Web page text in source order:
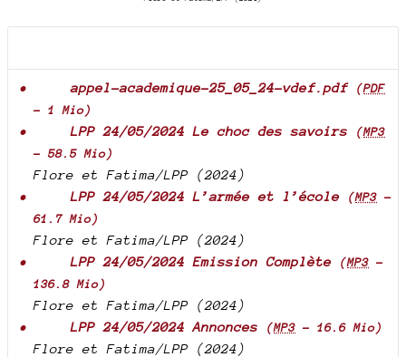
appel-academique-25_05_24-vdef.pdf (PDF
- 1 Mio)
LPP 24/05/2024 Le choc des savoirs (MP3
- 58.5 Mio)
Flore et Fatima/LPP (2024)
LPP 24/05/2024 L’armée et l’école
(MP3 -
61.7 Mio)
Flore et Fatima/LPP (2024)
LPP 24/05/2024 Emission Complète
(MP3 -
136.8 Mio)
Flore et Fatima/LPP (2024)
LPP 24/05/2024 Annonces
(MP3 - 16.6 Mio)
Flore et Fatima/LPP (2024)